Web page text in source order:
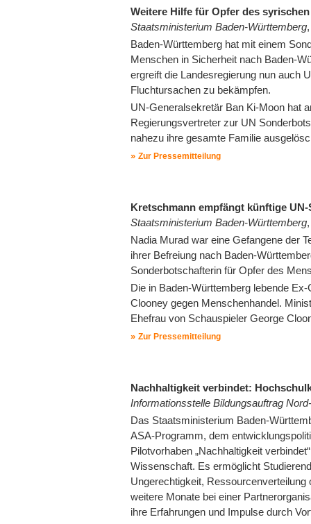
Weitere Hilfe für Opfer des
Staatsministerium Baden-Württemberg
Baden-Württemberg hat mit einem
Menschen in Sicherheit nach Baden-
ergreift die Landesregierung nun auch
Fluchtursachen zu bekämpfen.
UN-Generalsekretär Ban Ki-Moon hat
Regierungsvertreter zur UN
nahezu ihre gesamte Familie
Zur Pressemitteilung
Kretschmann empfängt künftige
Staatsministerium Baden-Württemberg
Nadia Murad war eine Gefangene der
ihrer Befreiung nach Baden-
Sonderbotschafterin für Opfer des
Die in Baden-Württemberg lebende
Clooney gegen Menschenhandel.
Ehefrau von Schauspieler George
Zur Pressemitteilung
Nachhaltigkeit verbindet:
Informationsstelle Bildungsauftrag
Das Staatsministerium Baden-
ASA-Programm, dem
Pilotvorhaben „Nachhaltigkeit
Wissenschaft. Es ermöglicht
Ungerechtigkeit,
weitere Monate bei einer
ihre Erfahrungen und Impulse durch